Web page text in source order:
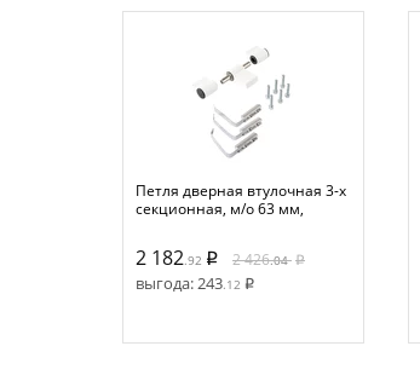
Петля дверная втулочная 3-х
секционная, м/о 63 мм,
2 182.92 2 426.04
выгода:243.12